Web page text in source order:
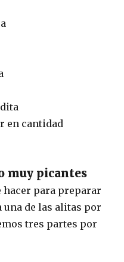
en cantidad
muy picantes
hacer para preparar
una de las alitas por
tres partes por